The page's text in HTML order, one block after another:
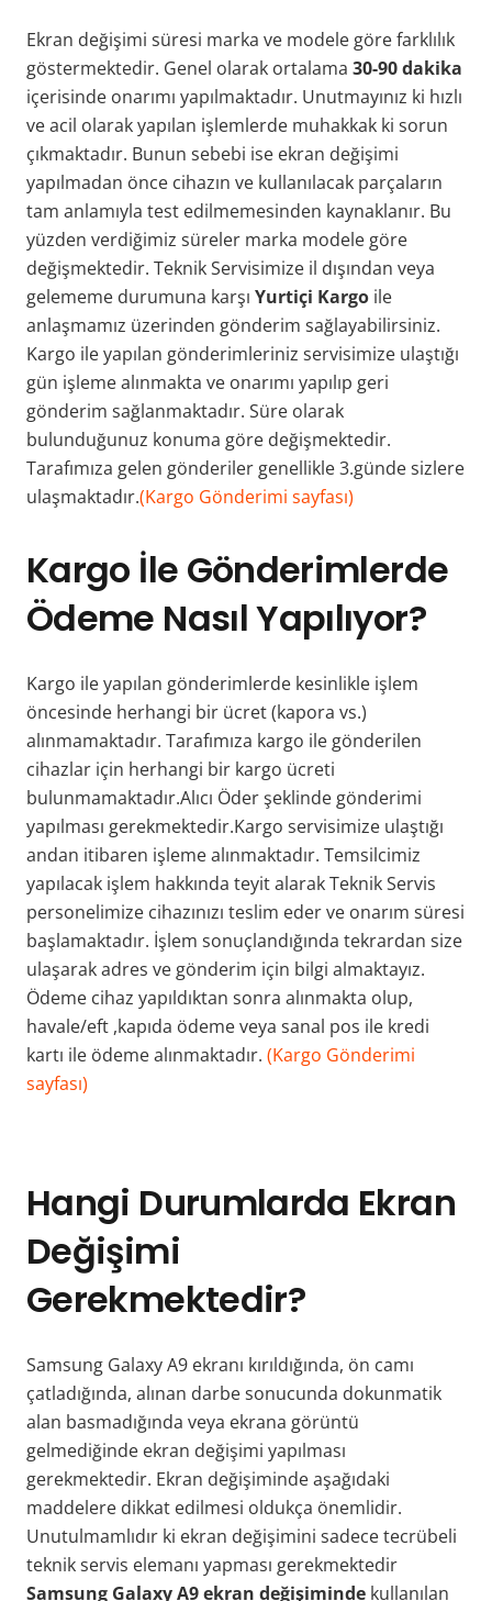
Ekran değişimi süresi marka ve modele göre farklılık
göstermektedir. Genel olarak ortalama 30-90 dakika
içerisinde onarımı yapılmaktadır. Unutmayınız ki hızlı
ve acil olarak yapılan işlemlerde muhakkak ki sorun
çıkmaktadır. Bunun sebebi ise ekran değişimi
yapılmadan önce cihazın ve kullanılacak parçaların
tam anlamıyla test edilmemesinden kaynaklanır. Bu
yüzden verdiğimiz süreler marka modele göre
değişmektedir. Teknik Servisimize il dışından veya
gelememe durumuna karşı Yurtiçi Kargo ile
anlaşmamız üzerinden gönderim sağlayabilirsiniz.
Kargo ile yapılan gönderimleriniz servisimize ulaştığı
gün işleme alınmakta ve onarımı yapılıp geri
gönderim sağlanmaktadır. Süre olarak
bulunduğunuz konuma göre değişmektedir.
Tarafımıza gelen gönderiler genellikle 3.günde sizlere
ulaşmaktadır.(Kargo Gönderimi sayfası)
Kargo İle Gönderimlerde
Ödeme Nasıl Yapılıyor?
Kargo ile yapılan gönderimlerde kesinlikle işlem
öncesinde herhangi bir ücret (kapora vs.)
alınmamaktadır. Tarafımıza kargo ile gönderilen
cihazlar için herhangi bir kargo ücreti
bulunmamaktadır.Alıcı Öder şeklinde gönderimi
yapılması gerekmektedir.Kargo servisimize ulaştığı
andan itibaren işleme alınmaktadır. Temsilcimiz
yapılacak işlem hakkında teyit alarak Teknik Servis
personelimize cihazınızı teslim eder ve onarım süresi
başlamaktadır. İşlem sonuçlandığında tekrardan size
ulaşarak adres ve gönderim için bilgi almaktayız.
Ödeme cihaz yapıldıktan sonra alınmakta olup,
havale/eft ,kapıda ödeme veya sanal pos ile kredi
kartı ile ödeme alınmaktadır. (Kargo Gönderimi
sayfası)
Hangi Durumlarda Ekran
Değişimi
Gerekmektedir?
Samsung Galaxy A9 ekranı kırıldığında, ön camı
çatladığında, alınan darbe sonucunda dokunmatik
alan basmadığında veya ekrana görüntü
gelmediğinde ekran değişimi yapılması
gerekmektedir. Ekran değişiminde aşağıdaki
maddelere dikkat edilmesi oldukça önemlidir.
Unutulmamlıdır ki ekran değişimini sadece tecrübeli
teknik servis elemanı yapması gerekmektedir
Samsung Galaxy A9 ekran değişiminde kullanılan